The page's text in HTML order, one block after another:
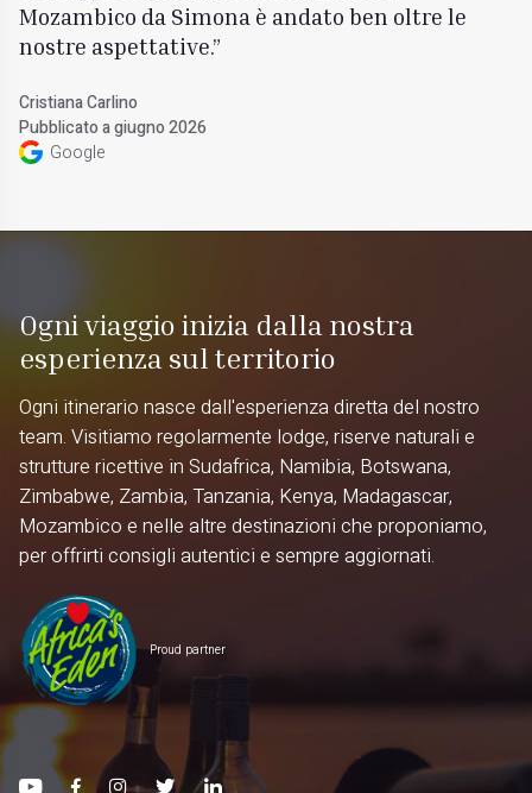
Mozambico da Simona è andato ben oltre le
nostre aspettative.
Cristiana Carlino
Pubblicato a giugno 2026
Google
Ogni viaggio inizia dalla nostra
esperienza sul territorio
Ogni itinerario nasce dall'esperienza diretta del nostro
team. Visitiamo regolarmente lodge, riserve naturali e
strutture ricettive in Sudafrica, Namibia, Botswana,
Zimbabwe, Zambia, Tanzania, Kenya, Madagascar,
Mozambico e nelle altre destinazioni che proponiamo,
per offrirti consigli autentici e sempre aggiornati.
Proud partner